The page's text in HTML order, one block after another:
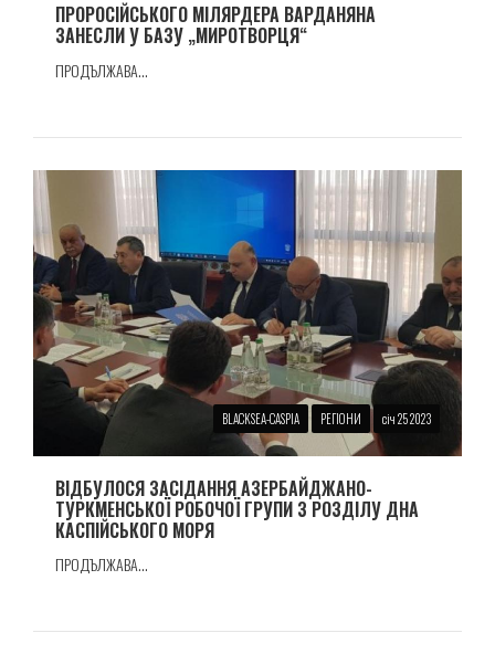
ПРОРОСIЙСЬКОГО МIЛЯРДЕРА ВАРДАНЯНА
ЗАНЕСЛИ У БАЗУ „МИРОТВОРЦЯ“
ПРОДЪЛЖАВА...
BLACKSEA-CASPIA РЕГІОНИ січ 25 2023
ВІДБУЛОСЯ ЗАСІДАННЯ АЗЕРБАЙДЖАНО-
ТУРКМЕНСЬКОЇ РОБОЧОЇ ГРУПИ З РОЗДІЛУ ДНА
КАСПІЙСЬКОГО МОРЯ
ПРОДЪЛЖАВА...